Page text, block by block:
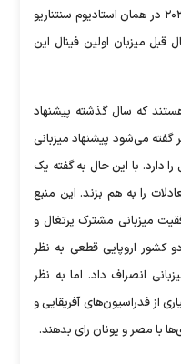
مشترک ۴ کشور آمریکای جنوبی، فینال ۲۰۳۰ در همان استادیوم سنتناریو
ویدئو برگزار می‌شود که ۱۰۰ سال قبل میزبان اولین فینال این
که سال گذشته پیشنهاد
می‌شود پیشنهاد میزبانی
دارد. با این حال به گفته یک
را به هم بزند. این منبع
میزبانی مشترک پرتغال و
کشور اروپایی قطعی به نظر
انصراف داد. اما به نظر
از فدراسیون‌های آفریقایی و
با مصر و یونان رای بدهند.